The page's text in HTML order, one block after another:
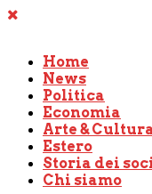
Home
News
Politica
Economia
Arte &
Estero
Storia dei
Chi siamo